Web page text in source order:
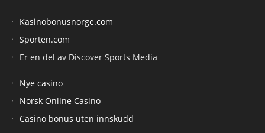
Kasinobonusnorge.com
Sporten.com
Er en del av Discover Sports Media
Nye casino
Norsk Online Casino
Casino bonus uten innskudd